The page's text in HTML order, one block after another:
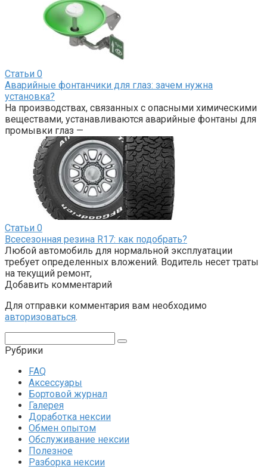
Статьи 0
Аварийные фонтанчики для глаз: зачем нужна
установка?
На производствах, связанных с опасными химическими
веществами, устанавливаются аварийные фонтаны для
промывки глаз —
Статьи 0
Всесезонная резина R17: как подобрать?
Любой автомобиль для нормальной эксплуатации
требует определенных вложений. Водитель несет траты
на текущий ремонт,
Добавить комментарий
Для отправки комментария вам необходимо
авторизоваться.
Рубрики
FAQ
Аксессуары
Бортовой журнал
Галерея
Доработка нексии
Обмен опытом
Обслуживание нексии
Полезное
Разборка нексии